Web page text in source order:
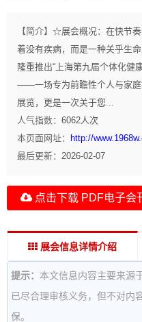
【简介】 ☆展会概况：在快节
着没有疾病，而是一种关乎生
隆重推出“上海第九届个体化健
——一场专为前瞻性个人与家庭
展览，更是一次关于您...
人气指数： 6062人次
本页面网址：
http://
最后更新： 2026-02-07
点击下载 PDF电子会
展会信息详情介绍
提示： 本文信息内容主要来源
已尽合理审核义务，但不对内
保。